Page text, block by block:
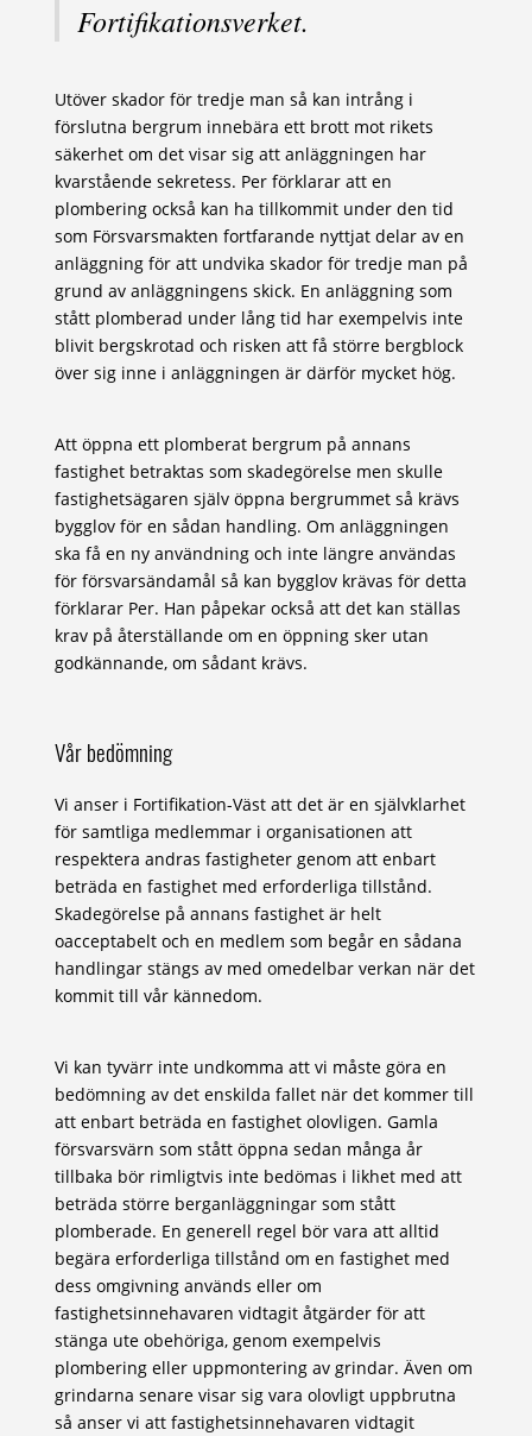
Fortifikationsverket.
Utöver skador för tredje man så kan intrång i
förslutna bergrum innebära ett brott mot rikets
säkerhet om det visar sig att anläggningen har
kvarstående sekretess. Per förklarar att en
plombering också kan ha tillkommit under den tid
som Försvarsmakten fortfarande nyttjat delar av en
anläggning för att undvika skador för tredje man på
grund av anläggningens skick. En anläggning som
stått plomberad under lång tid har exempelvis inte
blivit bergskrotad och risken att få större bergblock
över sig inne i anläggningen är därför mycket hög.
Att öppna ett plomberat bergrum på annans
fastighet betraktas som skadegörelse men skulle
fastighetsägaren själv öppna bergrummet så krävs
bygglov för en sådan handling. Om anläggningen
ska få en ny användning och inte längre användas
för försvarsändamål så kan bygglov krävas för detta
förklarar Per. Han påpekar också att det kan ställas
krav på återställande om en öppning sker utan
godkännande, om sådant krävs.
Vår bedömning
Vi anser i Fortifikation-Väst att det är en självklarhet
för samtliga medlemmar i organisationen att
respektera andras fastigheter genom att enbart
beträda en fastighet med erforderliga tillstånd.
Skadegörelse på annans fastighet är helt
oacceptabelt och en medlem som begår en sådana
handlingar stängs av med omedelbar verkan när det
kommit till vår kännedom.
Vi kan tyvärr inte undkomma att vi måste göra en
bedömning av det enskilda fallet när det kommer till
att enbart beträda en fastighet olovligen. Gamla
försvarsvärn som stått öppna sedan många år
tillbaka bör rimligtvis inte bedömas i likhet med att
beträda större berganläggningar som stått
plomberade. En generell regel bör vara att alltid
begära erforderliga tillstånd om en fastighet med
dess omgivning används eller om
fastighetsinnehavaren vidtagit åtgärder för att
stänga ute obehöriga, genom exempelvis
plombering eller uppmontering av grindar. Även om
grindarna senare visar sig vara olovligt uppbrutna
så anser vi att fastighetsinnehavaren vidtagit